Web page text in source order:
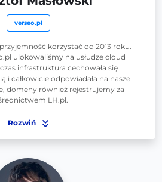
verseo.pl
korzystać od 2013 roku.
ulokowaliśmy na usłudze cloud
infrastruktura cechowała się
i całkowicie odpowiadała na nasze
domeny również rejestrujemy za
LH.pl.
Rozwiń